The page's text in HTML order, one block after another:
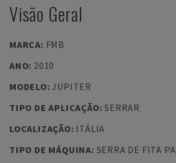
Visão Geral
MARCA: FMB
ANO: 2010
MODELO:JUPITER
TIPO DE APLICAÇÃO:SERRAR
LOCALIZAÇÃO: ITÁLIA
TIPO DE MÁQUINA: SERRA DE FITA